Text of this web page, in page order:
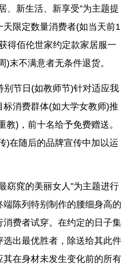
、新生活、新享受”为主题提
限定数量消费者(如当天前1
得佰伦世家约定款家居服一
)末不满意者无条件退货。
别节日(如教师节)针对适应我
消费群体(如大学女教师)推
教)，前十名给予免费赠送。
)在随后的品牌宣传中加以运
窈窕的美丽女人”为主题进行
陈列特别制作的腰细身高的
消费者试穿。在约定的日子集
选出最优胜者，除送给其此件
其在身材未发生变化前的所有